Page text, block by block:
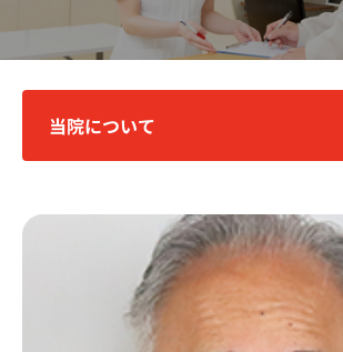
当院について
当院のサポート体制